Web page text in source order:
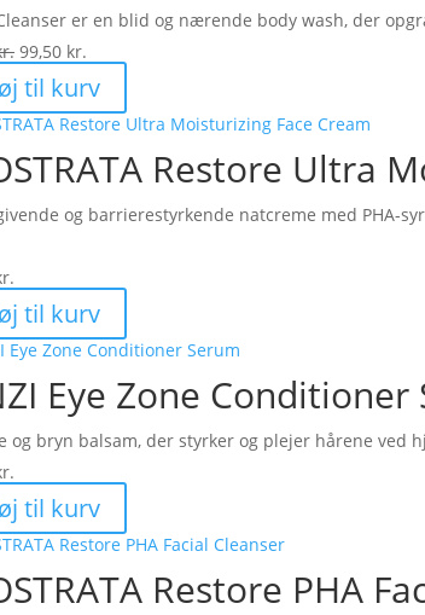
er en blid og nærende body wash, der
Den
oprindelige
pris
199,00 kr..
99,50 kr.
aktuelle
pris
99,50 kr..
til kurv
Restore Ultra
og barrierestyrkende natcreme med PHA-
til kurv
Eye Zone Conditioner
og bryn balsam, der styrker og plejer hårene ved
til kurv
Restore PHA